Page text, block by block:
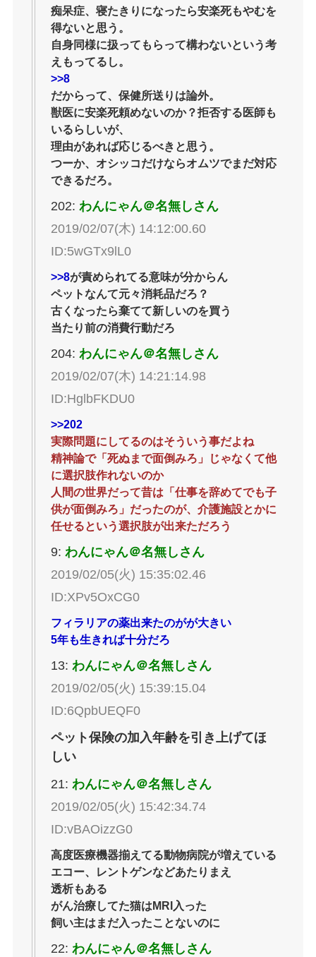
痴呆症、寝たきりになったら安楽死もやむを
得ないと思う。
自身同様に扱ってもらって構わないという考
えもってるし。
>>8
だからって、保健所送りは論外。
獣医に安楽死頼めないのか？拒否する医師も
いるらしいが、
理由があれば応じるべきと思う。
つーか、オシッコだけならオムツでまだ対応
できるだろ。
202: わんにゃん＠名無しさん
2019/02/07(木) 14:12:00.60
ID:5wGTx9lL0
>>8が責められてる意味が分からん
ペットなんて元々消耗品だろ？
古くなったら棄てて新しいのを買う
当たり前の消費行動だろ
204: わんにゃん＠名無しさん
2019/02/07(木) 14:21:14.98
ID:HglbFKDU0
>>202
実際問題にしてるのはそういう事だよね
精神論で「死ぬまで面倒みろ」じゃなくて他
に選択肢作れないのか
人間の世界だって昔は「仕事を辞めてでも子
供が面倒みろ」だったのが、介護施設とかに
任せるという選択肢が出来ただろう
9: わんにゃん＠名無しさん
2019/02/05(火) 15:35:02.46
ID:XPv5OxCG0
フィラリアの薬出来たのがが大きい
5年も生きれば十分だろ
13: わんにゃん＠名無しさん
2019/02/05(火) 15:39:15.04
ID:6QpbUEQF0
ペット保険の加入年齢を引き上げてほ
しい
21: わんにゃん＠名無しさん
2019/02/05(火) 15:42:34.74
ID:vBAOizzG0
高度医療機器揃えてる動物病院が増えている
エコー、レントゲンなどあたりまえ
透析もある
がん治療してた猫はMRI入った
飼い主はまだ入ったことないのに
22: わんにゃん＠名無しさん